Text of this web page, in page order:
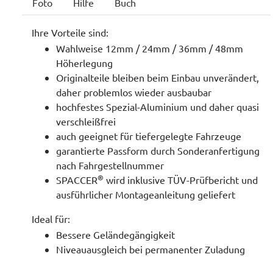
Foto Hilfe Buch
Ihre Vorteile sind:
Wahlweise 12mm / 24mm / 36mm / 48mm
Höherlegung
Originalteile bleiben beim Einbau unverändert,
daher problemlos wieder ausbaubar
hochfestes Spezial-Aluminium und daher quasi
verschleißfrei
auch geeignet für tiefergelegte Fahrzeuge
garantierte Passform durch Sonderanfertigung
nach Fahrgestellnummer
SPACCER® wird inklusive TÜV-Prüfbericht und
ausführlicher Montageanleitung geliefert
Ideal für:
Bessere Geländegängigkeit
Niveauausgleich bei permanenter Zuladung